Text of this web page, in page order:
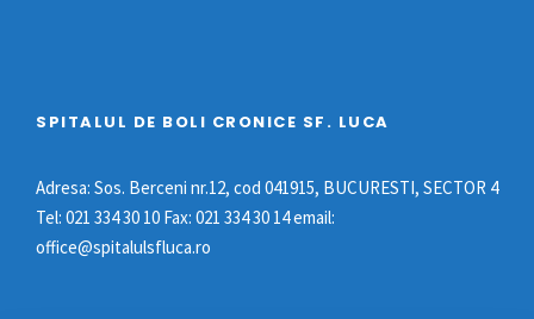
SPITALUL DE BOLI CRONICE SF. LUCA
Adresa: Sos. Berceni nr.12, cod 041915, BUCURESTI, SECTOR 4
Tel: 021 334 30 10 Fax: 021 334 30 14 email:
office@spitalulsfluca.ro